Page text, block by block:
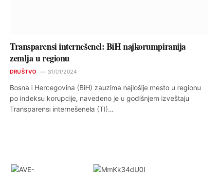
Transparensi internešenel: BiH najkorumpiranija
zemlja u regionu
DRUŠTVO 31/01/2024
Bosna i Hercegovina (BiH) zauzima najlošije mesto u regionu
po indeksu korupcije, navedeno je u godišnjem izveštaju
Transparensi internešenela (TI)…